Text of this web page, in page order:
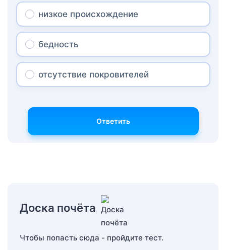
низкое происхождение
бедность
отсутствие покровителей
Ответить
Доска почёта
Чтобы попасть сюда - пройдите тест.